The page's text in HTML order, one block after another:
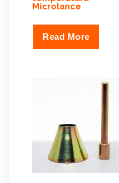
Microlance
Read More